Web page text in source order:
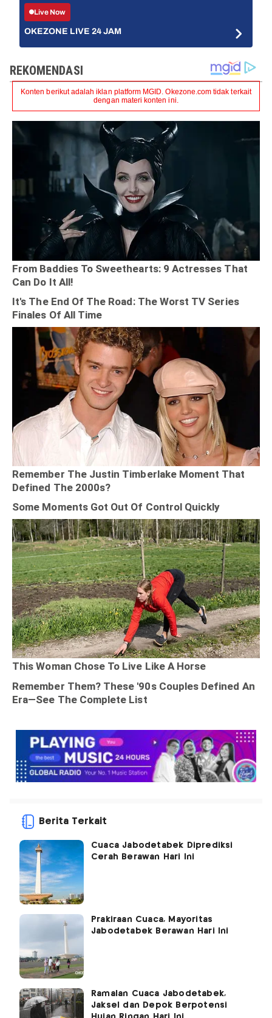
Live Now
OKEZONE LIVE 24 JAM
Berita Terkait
Cuaca Jabodetabek Diprediksi
Cerah Berawan Hari Ini
Prakiraan Cuaca, Mayoritas
Jabodetabek Berawan Hari Ini
Ramalan Cuaca Jabodetabek,
Jaksel dan Depok Berpotensi